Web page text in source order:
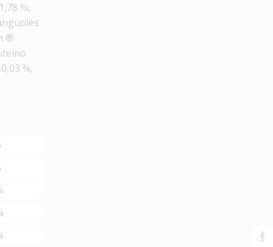
%,
®
%,